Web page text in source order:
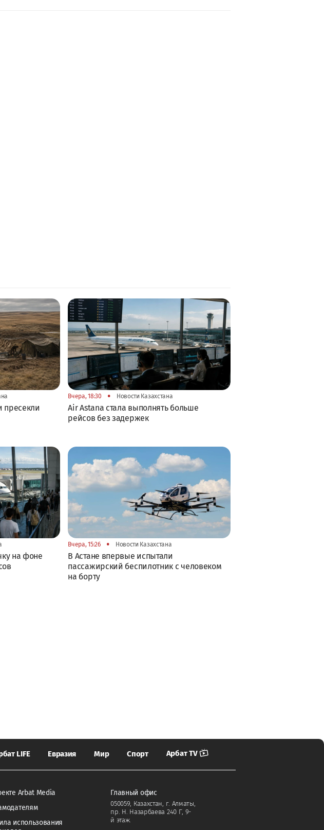
пресекли
Вчера, 18:30 • Новости Казахстана
Air Astana стала выполнять больше
рейсов без задержек
на фоне
Вчера, 15:26 • Новости Казахстана
В Астане впервые испытали
пассажирский беспилотник с человеком
на борту
LIFE Евразия Мир Спорт Арбат TV
Arbat Media
использования
Главный офис
050059, Казахстан, г. Алматы,
пр. Н. Назарбаева 240 Г, 9-
й этаж.